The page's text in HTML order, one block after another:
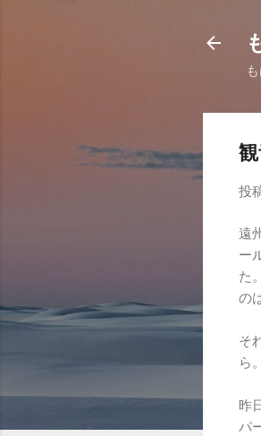
投
遠
ー
た
の
そ
ら。
昨
パ